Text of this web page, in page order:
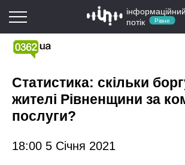
інформаційний
потік
Рівне
Статистика: скільки
жителі Рівненщини за
послуги?
18:00 5 Січня 2021